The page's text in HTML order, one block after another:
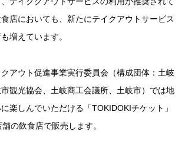
店においても、新たにテイクアウトサービス
増えています。
アウト促進事業実行委員会（構成団体：土岐
観光協会、土岐商工会議所、土岐市）では地
楽しんでいただける「TOKIDOKIチケット」
の飲食店で販売します。